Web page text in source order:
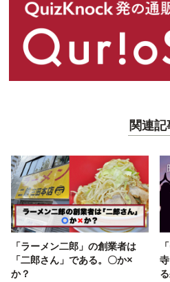
関連記
「ラーメン二郎」の創業者は
「二郎さん」である。〇か×
か？